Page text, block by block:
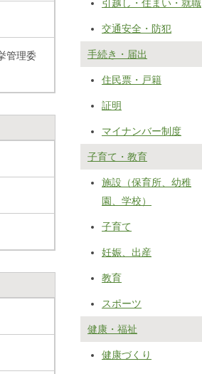
管理委
引越し・住まい・就職
交通安全・防犯
手続き・届出
住民票・戸籍
証明
マイナンバー制度
子育て・教育
施設（保育所、幼稚
園、学校）
子育て
妊娠、出産
教育
スポーツ
健康・福祉
健康づくり